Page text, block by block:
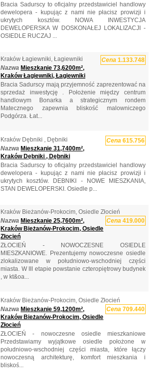
Bracia Sadurscy to oficjalny przedstawiciel handlowy
dewelopera - kupując z nami nie płacisz prowizji i
ukrytych kosztów. NOWA INWESTYCJA
DEWELOPERSKA W DOSKONAŁEJ LOKALIZACJI -
OSIEDLE RUCZAJ ...
Kraków Łagiewniki, Łagiewniki Cena 1.133.748
Nazwa Mieszkanie 73,6200m²,
Kraków Łagiewniki, Łagiewniki
Bracia Sadurscy mają przyjemność zaprezentować na
sprzedaż inwestycję . Położenie między centrum
handlowym Bonarka a strategicznym rondem
Matecznego zapewnia bliskość malowniczego
Podgórza. Łat...
Kraków Dębniki , Dębniki Cena 615.756
Nazwa Mieszkanie 31,7400m²,
Kraków Dębniki , Dębniki
Bracia Sadurscy to oficjalny przedstawiciel handlowy
dewelopera - kupując z nami nie płacisz prowizji i
ukrytych kosztów. DEBNIKI - NOWE MIESZKANIA,
STAN DEWELOPERSKI. Osiedle p...
Kraków Bieżanów-Prokocim, Osiedle Złocień
Cena 419.000
Nazwa Mieszkanie 25,7600m²,
Kraków Bieżanów-Prokocim, Osiedle
Złocień
ZŁOCIEŃ - NOWOCZESNE OSIEDLE
MIESZKANIOWE. Prezentujemy nowoczesne osiedle
zlokalizowane w południowo-wschodniej części
miasta. W III etapie powstanie czteropiętrowy budynek
, w kt&oa...
Kraków Bieżanów-Prokocim, Osiedle Złocień
Cena 709.440
Nazwa Mieszkanie 59,1200m²,
Kraków Bieżanów-Prokocim, Osiedle
Złocień
ZŁOCIEŃ - nowoczesne osiedle mieszkaniowe
Przedstawiamy wyjątkowe osiedle położone w
południowo-wschodniej części miasta, które łączy
nowoczesną architekturę, komfort mieszkania i
bliskoś...